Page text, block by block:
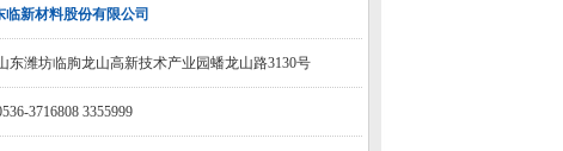
临新材料股份有限公司
东潍坊临朐龙山高新技术产业园蟠龙山路3130号
3716808 3355999